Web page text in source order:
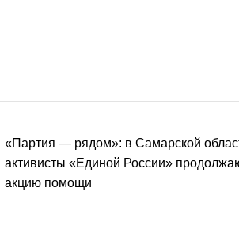
«Партия — рядом»: в Самарской
активисты «Единой России»
акцию помощи